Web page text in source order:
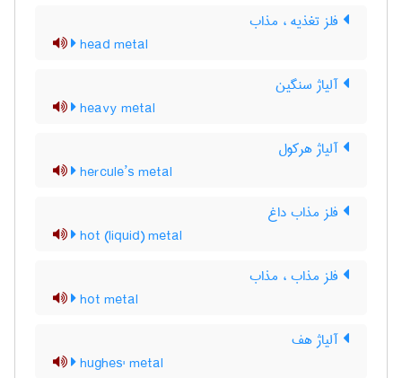
فلز تغذیه ، مذاب
head metal
آلیاژ سنگین
heavy metal
آلیاژ هرکول
hercule’s metal
فلز مذاب داغ
hot (liquid) metal
فلز مذاب ، مذاب
hot metal
آلیاژ هف
hughes' metal